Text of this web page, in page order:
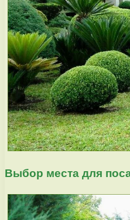
Выбор места для